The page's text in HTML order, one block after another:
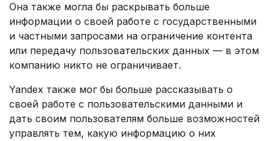
Она также могла бы раскрывать больше
информации о своей работе с государственными
и частными запросами на ограничение контента
или передачу пользовательских данных — в этом
компанию никто не ограничивает.
Yandex также мог бы больше рассказывать о
своей работе с пользовательскими данными и
дать своим пользователям больше возможностей
управлять тем, какую информацию о них